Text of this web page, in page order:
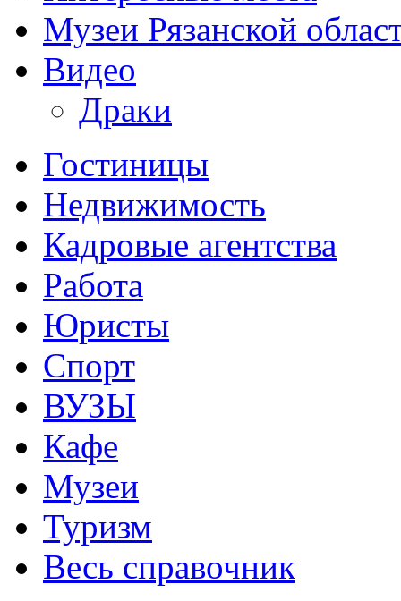
Музеи Рязанской
Видео
Драки
Гостиницы
Недвижимость
Кадровые агентства
Работа
Юристы
Спорт
ВУЗЫ
Кафе
Музеи
Туризм
Весь справочник